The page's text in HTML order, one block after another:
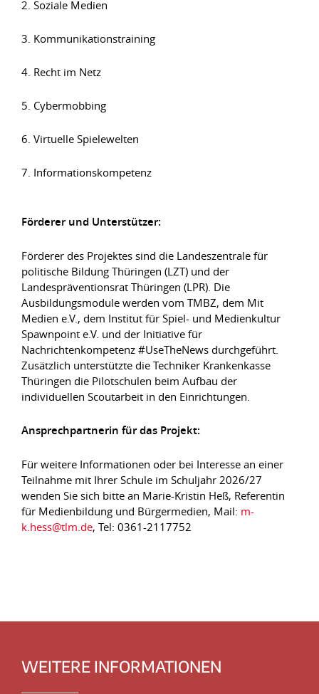
2. Soziale Medien
3. Kommunikationstraining
4. Recht im Netz
5. Cybermobbing
6. Virtuelle Spielewelten
7. Informationskompetenz
Förderer und Unterstützer:
Förderer des Projektes sind die Landeszentrale für
politische Bildung Thüringen (LZT) und der
Landespräventionsrat Thüringen (LPR). Die
Ausbildungsmodule werden vom TMBZ, dem Mit
Medien e.V., dem Institut für Spiel- und Medienkultur
Spawnpoint e.V. und der Initiative für
Nachrichtenkompetenz #UseTheNews durchgeführt.
Zusätzlich unterstützte die Techniker Krankenkasse
Thüringen die Pilotschulen beim Aufbau der
individuellen Scoutarbeit in den Einrichtungen.
Ansprechpartnerin für das Projekt:
Für weitere Informationen oder bei Interesse an einer
Teilnahme mit Ihrer Schule im Schuljahr 2026/27
wenden Sie sich bitte an Marie-Kristin Heß, Referentin
für Medienbildung und Bürgermedien, Mail: m-
k.hess@tlm.de, Tel: 0361-2117752
WEITERE INFORMATIONEN